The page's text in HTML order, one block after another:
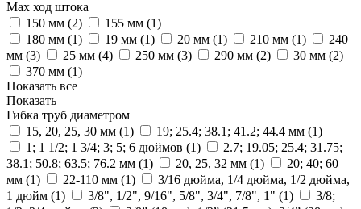
Max ход штока
150 мм (2) 155 мм (1)
180 мм (1) 19 мм (1) 20 мм (1) 210 мм (1)
240
мм (3) 25 мм (4) 250 мм (3) 290 мм (2) 30 мм (2)
370 мм (1)
Показать все
Показать
Гибка труб диаметром
15, 20, 25, 30 мм (1) 19; 25.4; 38.1; 41.2; 44.4 мм (1)
1; 1 1/2; 1 3/4; 3; 5; 6 дюймов (1)
2.7; 19.05; 25.4; 31.75;
38.1; 50.8; 63.5; 76.2 мм (1) 20, 25, 32 мм (1)
20; 40; 60
мм (1) 22-110 мм (1)
3/16 дюйма, 1/4 дюйма, 1/2 дюйма,
1 дюйм (1) 3/8", 1/2", 9/16", 5/8", 3/4", 7/8", 1" (1)
3/8;